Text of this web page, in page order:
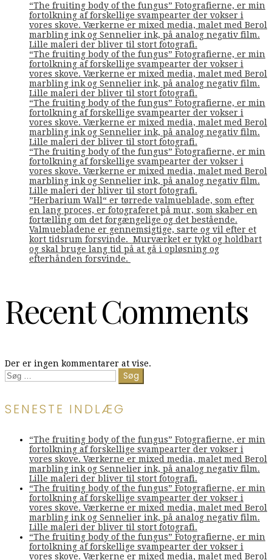
“The fruiting body of the fungus” Fotografierne, er min
fortolkning af forskellige svampearter der vokser i
vores skove. Værkerne er mixed media, malet med Berol
marbling ink og Sennelier ink, på analog negativ film.
Lille maleri der bliver til stort fotografi.
“The fruiting body of the fungus” Fotografierne, er min
fortolkning af forskellige svampearter der vokser i
vores skove. Værkerne er mixed media, malet med Berol
marbling ink og Sennelier ink, på analog negativ film.
Lille maleri der bliver til stort fotografi.
“The fruiting body of the fungus” Fotografierne, er min
fortolkning af forskellige svampearter der vokser i
vores skove. Værkerne er mixed media, malet med Berol
marbling ink og Sennelier ink, på analog negativ film.
Lille maleri der bliver til stort fotografi.
“The fruiting body of the fungus” Fotografierne, er min
fortolkning af forskellige svampearter der vokser i
vores skove. Værkerne er mixed media, malet med Berol
marbling ink og Sennelier ink, på analog negativ film.
Lille maleri der bliver til stort fotografi.
”Herbarium Wall“ er tørrede valmueblade, som efter
en lang proces, er fotograferet på mur, som skaber en
fortælling om det forgængelige og det bestående.
Valmuebladene er gennemsigtige, sarte og vil efter et
kort tidsrum forsvinde. Murværket er tykt og holdbart
og skal bruge lang tid på at gå i opløsning og
efterhånden forsvinde.
Recent Comments
Der er ingen kommentarer at vise.
Søg
efter:
SENESTE INDLÆG
“The fruiting body of the fungus” Fotografierne, er min
fortolkning af forskellige svampearter der vokser i
vores skove. Værkerne er mixed media, malet med Berol
marbling ink og Sennelier ink, på analog negativ film.
Lille maleri der bliver til stort fotografi.
“The fruiting body of the fungus” Fotografierne, er min
fortolkning af forskellige svampearter der vokser i
vores skove. Værkerne er mixed media, malet med Berol
marbling ink og Sennelier ink, på analog negativ film.
Lille maleri der bliver til stort fotografi.
“The fruiting body of the fungus” Fotografierne, er min
fortolkning af forskellige svampearter der vokser i
vores skove. Værkerne er mixed media, malet med Berol